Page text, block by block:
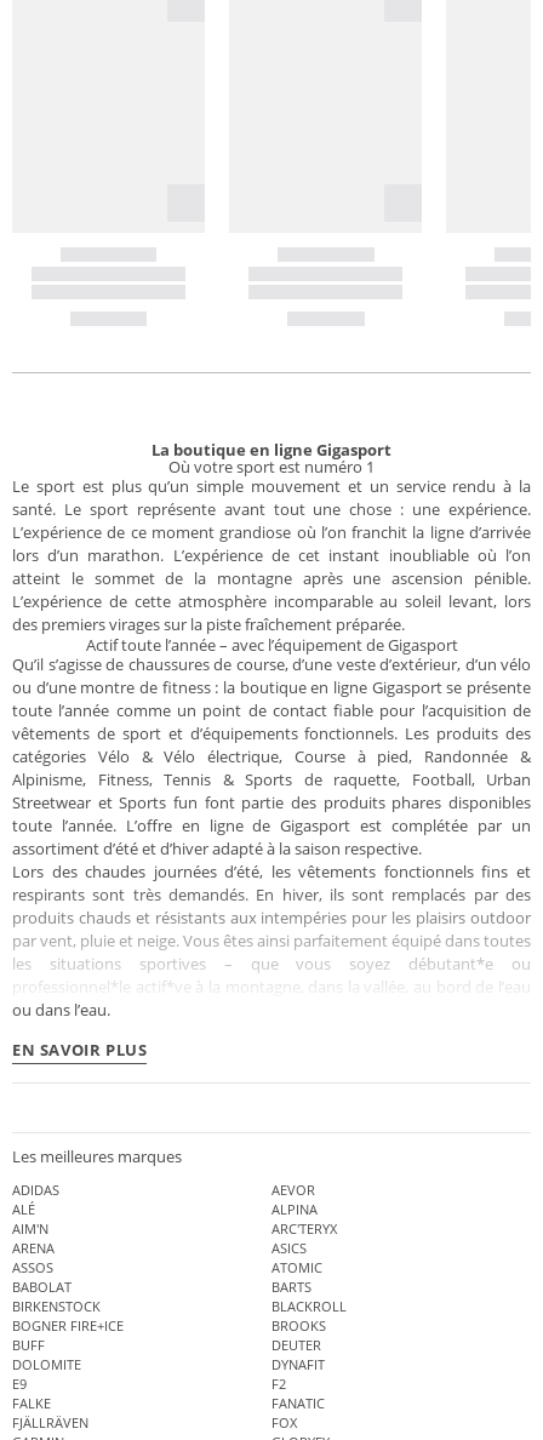
La boutique en ligne Gigasport
Où votre sport est numéro 1
Le sport est plus qu’un simple mouvement et un service rendu à la
santé. Le sport représente avant tout une chose : une expérience.
L’expérience de ce moment grandiose où l’on franchit la ligne d’arrivée
lors d’un marathon. L’expérience de cet instant inoubliable où l’on
atteint le sommet de la montagne après une ascension pénible.
L’expérience de cette atmosphère incomparable au soleil levant, lors
des premiers virages sur la piste fraîchement préparée.
Actif toute l’année – avec l’équipement de Gigasport
Qu’il s’agisse de chaussures de course, d’une veste d’extérieur, d’un vélo
ou d’une montre de fitness : la boutique en ligne Gigasport se présente
toute l’année comme un point de contact fiable pour l’acquisition de
vêtements de sport et d’équipements fonctionnels. Les produits des
catégories Vélo & Vélo électrique, Course à pied, Randonnée &
Alpinisme, Fitness, Tennis & Sports de raquette, Football, Urban
Streetwear et Sports fun font partie des produits phares disponibles
toute l’année. L’offre en ligne de Gigasport est complétée par un
assortiment d’été et d’hiver adapté à la saison respective.
Lors des chaudes journées d’été, les vêtements fonctionnels fins et
respirants sont très demandés. En hiver, ils sont remplacés par des
produits chauds et résistants aux intempéries pour les plaisirs outdoor
par vent, pluie et neige. Vous êtes ainsi parfaitement équipé dans toutes
les situations sportives – que vous soyez débutant*e ou
professionnel*le actif*ve à la montagne, dans la vallée, au bord de l’eau
ou dans l’eau.
EN SAVOIR PLUS
Les meilleures marques
ADIDAS
AEVOR
ALÉ
ALPINA
AIM'N
ARC'TERYX
ARENA
ASICS
ASSOS
ATOMIC
BABOLAT
BARTS
BIRKENSTOCK
BLACKROLL
BOGNER FIRE+ICE
BROOKS
BUFF
DEUTER
DOLOMITE
DYNAFIT
E9
F2
FALKE
FANATIC
FJÄLLRÄVEN
FOX